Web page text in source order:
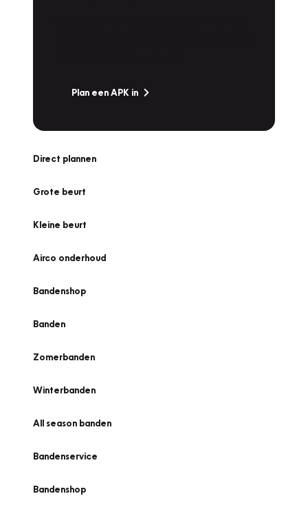
Plan een APK in
Direct plannen
Grote beurt
Kleine beurt
Airco onderhoud
Bandenshop
Banden
Zomerbanden
Winterbanden
All season banden
Bandenservice
Bandenshop